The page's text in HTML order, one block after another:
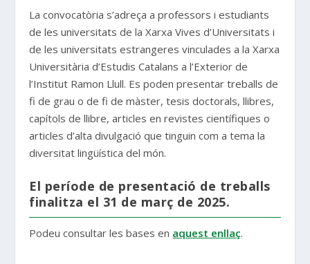
La convocatòria s’adreça a professors i estudiants
de les universitats de la Xarxa Vives d’Universitats i
de les universitats estrangeres vinculades a la Xarxa
Universitària d’Estudis Catalans a l’Exterior de
l’Institut Ramon Llull. Es poden presentar treballs de
fi de grau o de fi de màster, tesis doctorals, llibres,
capítols de llibre, articles en revistes científiques o
articles d’alta divulgació que tinguin com a tema la
diversitat lingüística del món.
El període de presentació de treballs
finalitza el 31 de març de 2025.
Podeu consultar les bases en aquest enllaç.